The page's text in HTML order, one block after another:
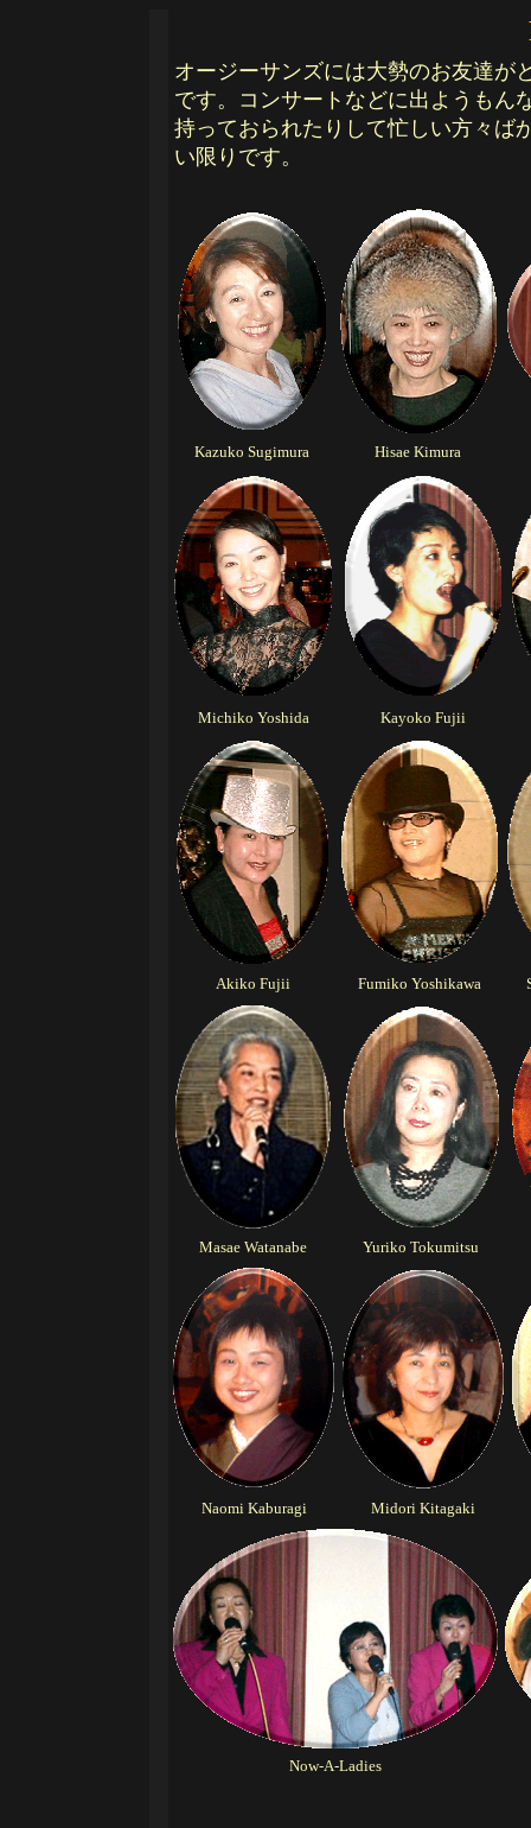
オージーサンズには大勢のお友達が
です。コンサートなどに出ようもん
持っておられたりして忙しい方々ば
い限りです。
Kazuko Sugimura Hisae Kimura
Michiko Yoshida Kayoko Fujii
Akiko Fujii Fumiko Yoshikawa
Masae Watanabe Yuriko Tokumitsu
Naomi Kaburagi Midori Kitagaki
Now-A-Ladies